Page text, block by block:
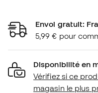
Envoi gratuit:
5,99 € pour
Disponibilité en
Vérifiez si ce
magasin le plus